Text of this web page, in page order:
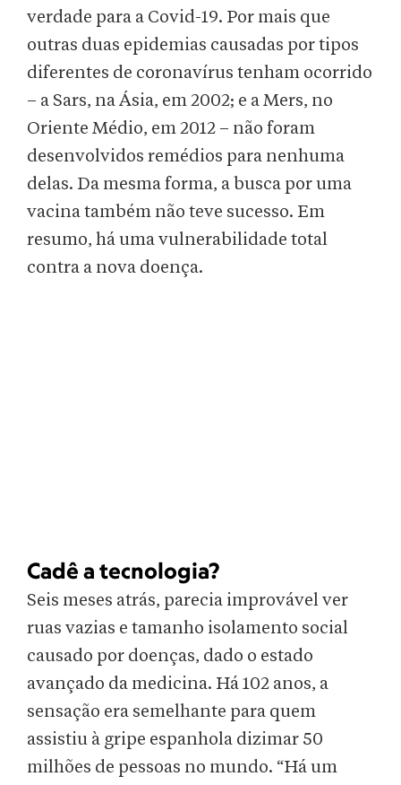
verdade para a Covid-19. Por mais que
outras duas epidemias causadas por tipos
diferentes de coronavírus tenham ocorrido
– a Sars, na Ásia, em 2002; e a Mers, no
Oriente Médio, em 2012 – não foram
desenvolvidos remédios para nenhuma
delas. Da mesma forma, a busca por uma
vacina também não teve sucesso. Em
resumo, há uma vulnerabilidade total
contra a nova doença.
Cadê a tecnologia?
Seis meses atrás, parecia improvável ver
ruas vazias e tamanho isolamento social
causado por doenças, dado o estado
avançado da medicina. Há 102 anos, a
sensação era semelhante para quem
assistiu à gripe espanhola dizimar 50
milhões de pessoas no mundo. “Há um